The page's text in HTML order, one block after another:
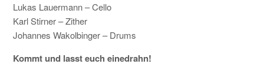
Lukas Lauermann – Cello
Karl Stirner – Zither
Johannes Wakolbinger – Drums
Kommt und lasst euch einedrahn!